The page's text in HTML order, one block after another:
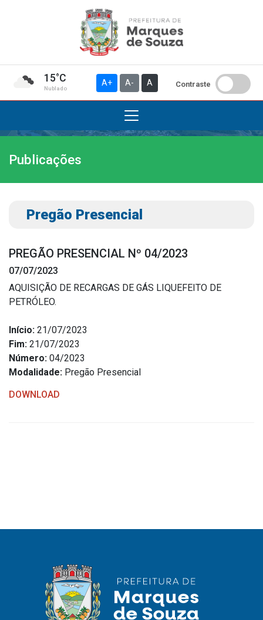
15°C
Nublado
A+ A- A Contraste
Institucional
A Prefeitura
Gabinete do Vice-prefeito
Símbolos Oficiais
Estrutura Organizacional
Secretarias
Administração
Agricultura e Meio Ambiente
Assistência Social
Ouvidoria
Portal do Cidadão
Portal do Servidor
Publicações
Pregão Presencial
PREGÃO PRESENCIAL Nº 04/2023
07/07/2023
AQUISIÇÃO DE RECARGAS DE GÁS LIQUEFEITO DE
PETRÓLEO.
Início: 21/07/2023
Fim: 21/07/2023
Número: 04/2023
Modalidade: Pregão Presencial
DOWNLOAD